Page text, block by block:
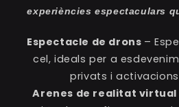
experiències espectaculars
Espectacle de drons –
cel, ideals per a
privats i
Arenes de realitat virtual